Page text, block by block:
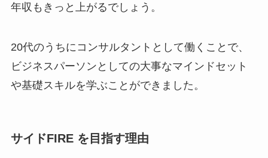
年収もきっと上がるでしょう。
20代のうちにコンサルタントとして働くことで、
ビジネスパーソンとしての大事なマインドセット
や基礎スキルを学ぶことができました。
サイドFIRE を目指す理由